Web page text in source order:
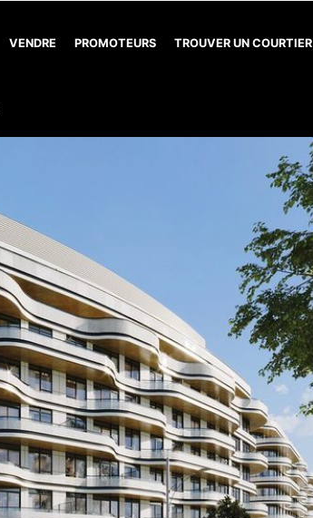
VENDRE PROMOTEURS TROUVER UN COURTIER